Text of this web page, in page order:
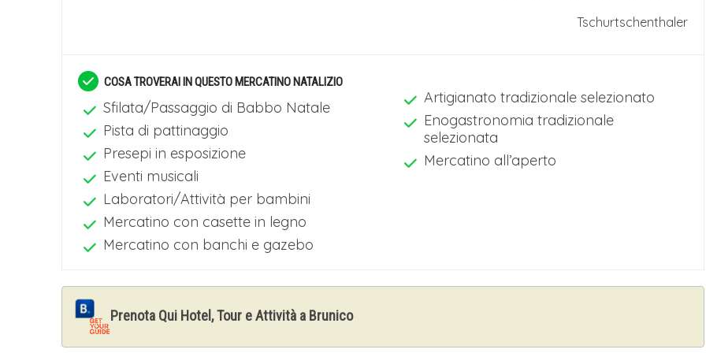
Dopo Pranzo ripartenza e rientro in serata nelle varie città.
Tschurtschenthaler
COSA TROVERAI IN QUESTO MERCATINO NATALIZIO
Sfilata/Passaggio di Babbo Natale
Pista di pattinaggio
Presepi in esposizione
Eventi musicali
Laboratori/Attività per bambini
Mercatino con casette in legno
Mercatino con banchi e gazebo
Artigianato tradizionale selezionato
Enogastronomia tradizionale
selezionata
Mercatino all’aperto
Prenota Qui Hotel, Tour e Attività a Brunico